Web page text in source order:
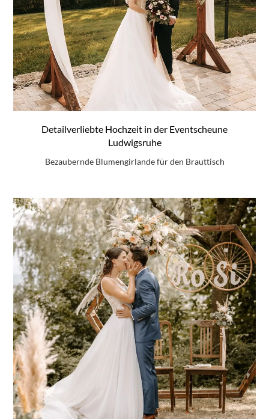
Detailverliebte Hochzeit in der Eventscheune
Ludwigsruhe
Bezaubernde Blumengirlande für den Brauttisch